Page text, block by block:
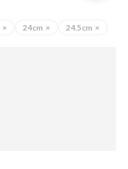
× 24cm × 24.5cm ×